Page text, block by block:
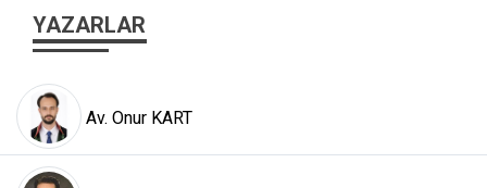
YAZARLAR
Av. Onur KART